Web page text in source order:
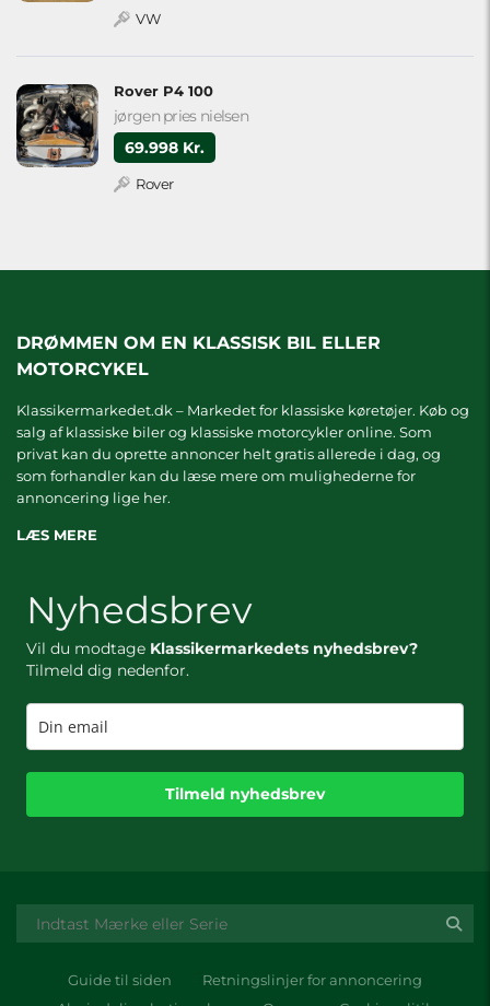
VW
Rover P4 100
jørgen pries nielsen
69.998 Kr.
Rover
DRØMMEN OM EN KLASSISK BIL ELLER
MOTORCYKEL
Klassikermarkedet.dk – Markedet for klassiske køretøjer. Køb og
salg af klassiske biler og klassiske motorcykler online. Som
privat kan du oprette annoncer helt gratis allerede i dag, og
som forhandler kan du læse mere om mulighederne for
annoncering lige her.
LÆS MERE
Nyhedsbrev
Vil du modtage Klassikermarkedets nyhedsbrev?
Tilmeld dig nedenfor.
Tilmeld nyhedsbrev
Guide til siden
Retningslinjer for annoncering